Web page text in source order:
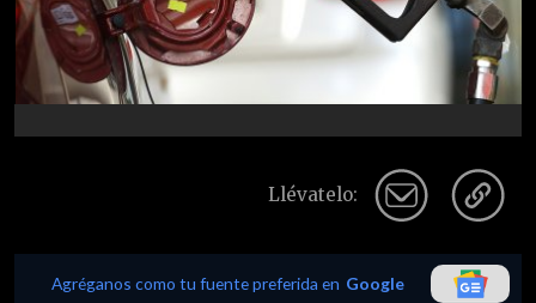
Llévatelo:
Agréganos como tu fuente preferida en Google